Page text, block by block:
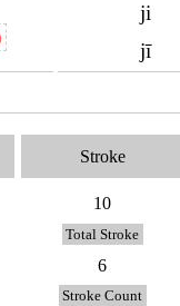
ji
jī
Stroke
10
Total Stroke
6
Stroke Count